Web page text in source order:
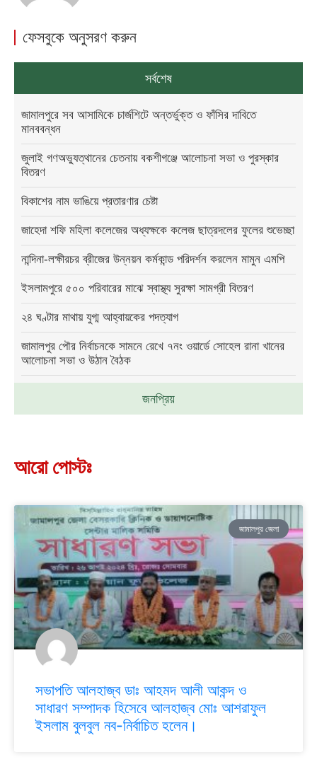
ফেসবুকে অনুসরণ করুন
সর্বশেষ
জনপ্রিয়
জামালপুরে সব আসামিকে চার্জশিটে অন্তর্ভুক্ত ও ফাঁসির দাবিতে
মানববন্ধন
জুলাই গণঅভ্যুত্থানের চেতনায় বকশীগঞ্জে আলোচনা সভা ও পুরস্কার
বিতরণ
বিকাশের নাম ভাঙিয়ে প্রতারণার চেষ্টা
জাহেদা শফি মহিলা কলেজের অধ্যক্ষকে কলেজ ছাত্রদলের ফুলের শুভেচ্ছা
নান্দিনা-লক্ষীরচর ব্রীজের উন্নয়ন কর্মকান্ড পরিদর্শন করলেন মামুন এমপি
ইসলামপুরে ৫০০ পরিবারের মাঝে স্বাস্থ্য সুরক্ষা সামগ্রী বিতরণ
২৪ ঘণ্টার মাথায় যুগ্ম আহ্বায়কের পদত্যাগ
জামালপুর পৌর নির্বাচনকে সামনে রেখে ৭নং ওয়ার্ডে সোহেল রানা খানের
আলোচনা সভা ও উঠান বৈঠক
আরো পোস্টঃ
জামালপুর জেলা
সভাপতি আলহাজ্ব ডাঃ আহমদ আলী আকন্দ ও
সাধারণ সম্পাদক হিসেবে আলহাজ্ব মোঃ আশরাফুল
ইসলাম বুলবুল নব-নির্বাচিত হলেন।